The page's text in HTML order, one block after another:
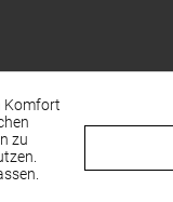
Komfort
zu